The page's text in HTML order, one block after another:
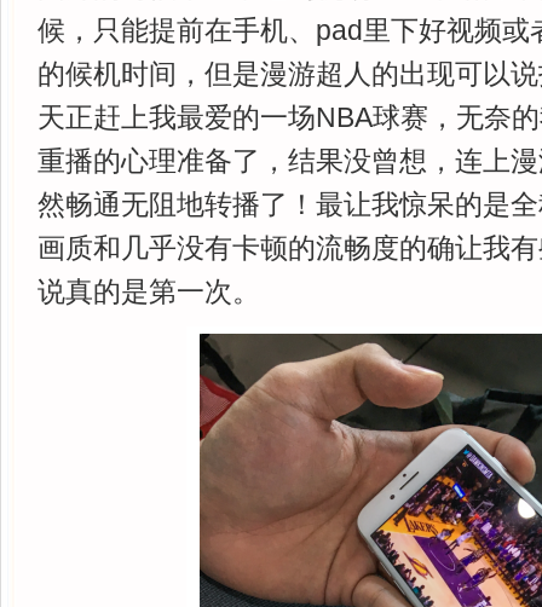
候，只能提前在手机、pad里下好视频或
的候机时间，但是漫游超人的出现可以
天正赶上我最爱的一场NBA球赛，无奈
重播的心理准备了，结果没曾想，连上
然畅通无阻地转播了！最让我惊呆的是
画质和几乎没有卡顿的流畅度的确让我
说真的是第一次。